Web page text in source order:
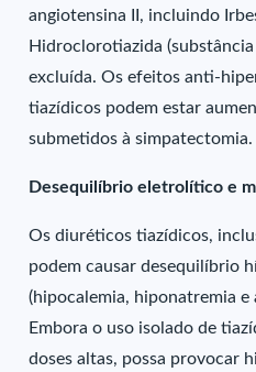
angiotensina II, incluindo
Hidroclorotiazida
excluída. Os efeitos anti-
tiazídicos podem estar
submetidos à simpatectomia.
Desequilíbrio eletrolítico e
Os diuréticos tiazídicos,
podem causar desequilíbrio
(hipocalemia, hiponatremia e
Embora o uso isolado de
doses altas, possa provocar